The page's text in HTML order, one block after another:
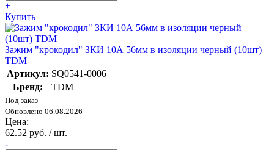
+
Купить
Зажим "крокодил" ЗКИ 10А 56мм в изоляции черный (10шт)
TDM
Артикул: SQ0541-0006
Бренд:
TDM
Под заказ
Обновлено 06.08.2026
Цена:
62.52 руб. / шт.
-